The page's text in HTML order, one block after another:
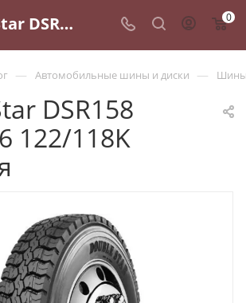
DoubleStar DSR158 7.5/0 R16 122/118K Ведущая - купить в Санкт-Петербурге по выгодной цене 0
— Автомобильные шины и диски — Шины
DSR158
122/118K